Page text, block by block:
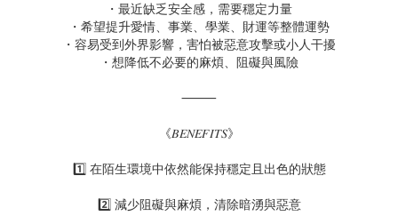
・最近缺乏安全感，需要穩定力量
・希望提升愛情、事業、學業、財運等整體運勢
・容易受到外界影響，害怕被惡意攻擊或小人干擾
・想降低不必要的麻煩、阻礙與風險
⸻
《𝐵𝐸𝑁𝐸𝐹𝐼𝑇𝑆》
1️⃣ 在陌生環境中依然能保持穩定且出色的狀態
2️⃣ 減少阻礙與麻煩，清除暗湧與惡意